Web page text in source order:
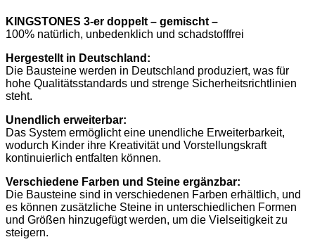
KINGSTONES 3-er doppelt – gemischt –
100% natürlich, unbedenklich und schadstofffrei
Hergestellt in Deutschland:
Die Bausteine werden in Deutschland produziert, was für
hohe Qualitätsstandards und strenge Sicherheitsrichtlinien
steht.
Unendlich erweiterbar:
Das System ermöglicht eine unendliche Erweiterbarkeit,
wodurch Kinder ihre Kreativität und Vorstellungskraft
kontinuierlich entfalten können.
Verschiedene Farben und Steine ergänzbar:
Die Bausteine sind in verschiedenen Farben erhältlich, und
es können zusätzliche Steine in unterschiedlichen Formen
und Größen hinzugefügt werden, um die Vielseitigkeit zu
steigern.